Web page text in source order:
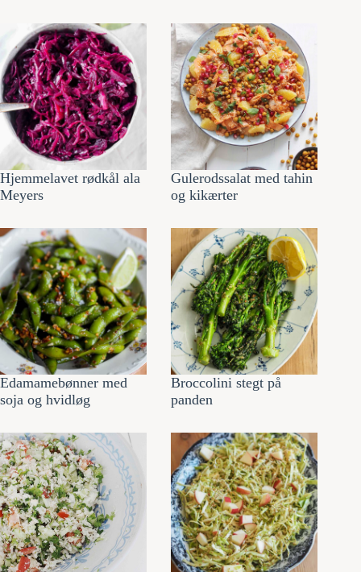
Hjemmelavet rødkål ala
Meyers
Gulerodssalat med tahin
og kikærter
Edamamebønner med
soja og hvidløg
Broccolini stegt på
panden